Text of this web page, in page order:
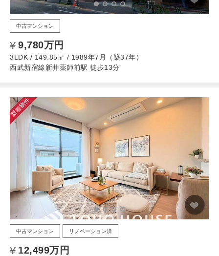
中古マンション
9,780万円
3LDK / 149.85㎡ / 1989年7月（築37年）
西武新宿線新井薬師前駅 徒歩13分
新着物件
中古マンション リノベーション済
12,499万円